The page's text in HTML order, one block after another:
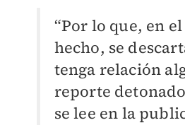
“Por lo que, en
hecho, se
tenga relación
reporte detonado
se lee en la